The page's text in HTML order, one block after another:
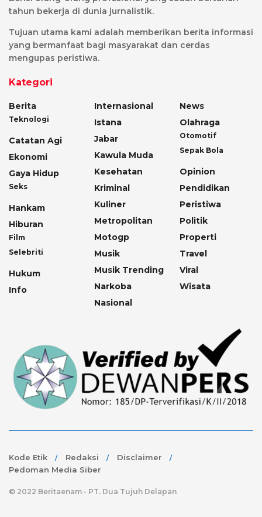
tahun bekerja di dunia jurnalistik.
Tujuan utama kami adalah memberikan berita informasi
yang bermanfaat bagi masyarakat dan cerdas
mengupas peristiwa.
Kategori
Berita
Teknologi
Catatan Agi
Ekonomi
Gaya Hidup
Seks
Hankam
Hiburan
Film
Selebriti
Hukum
Info
Internasional
Istana
Jabar
Kawula Muda
Kesehatan
Kriminal
Kuliner
Metropolitan
Motogp
Musik
Musik Trending
Narkoba
Nasional
News
Olahraga
Otomotif
Sepak Bola
Opinion
Pendidikan
Peristiwa
Politik
Properti
Travel
Viral
Wisata
Kode Etik Redaksi
Disclaimer
Pedoman Media Siber
© 2022 Beritaenam - PT. Dua Tujuh Delapan